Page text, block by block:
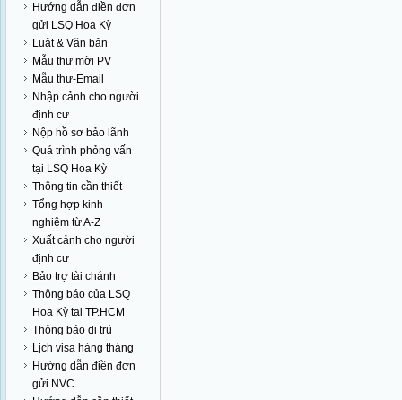
Hướng dẫn điền đơn
gửi LSQ Hoa Kỳ
Luật & Văn bản
Mẫu thư mời PV
Mẫu thư-Email
Nhập cảnh cho người
định cư
Nộp hồ sơ bảo lãnh
Quá trình phỏng vấn
tại LSQ Hoa Kỳ
Thông tin cần thiết
Tổng hợp kinh
nghiệm từ A-Z
Xuất cảnh cho người
định cư
Bảo trợ tài chánh
Thông báo của LSQ
Hoa Kỳ tại TP.HCM
Thông báo di trú
Lịch visa hàng tháng
Hướng dẫn điền đơn
gửi NVC